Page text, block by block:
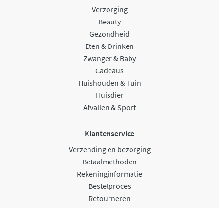
Verzorging
Beauty
Gezondheid
Eten & Drinken
Zwanger & Baby
Cadeaus
Huishouden & Tuin
Huisdier
Afvallen & Sport
Klantenservice
Verzending en bezorging
Betaalmethoden
Rekeninginformatie
Bestelproces
Retourneren